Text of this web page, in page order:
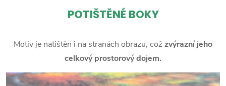
POTIŠTĚNÉ BOKY
Motiv je natištěn i na stranách obrazu, cožzvýrazní jeho
celkový prostorový dojem.